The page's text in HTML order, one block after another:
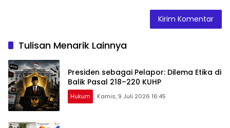
Tulisan Menarik Lainnya
Presiden sebagai Pelapor: Dilema Etika di
Balik Pasal 218–220 KUHP
Hukum Kamis, 9 Juli 2026 16:45